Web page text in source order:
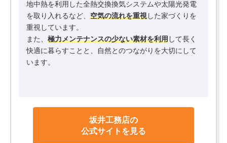
地中熱を利用した全熱交換換気システムや太陽光発電
を取り入れるなど、 空気の流れを重視した家づくりを
重視しています。
また、 極力メンテナンスの少ない素材を利用して長く
快適に暮らすことと、自然とのつながりを大切にして
います。
坂井工務店の
公式サイトを見る